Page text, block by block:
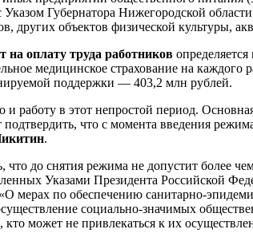
Указом Губернатора Нижегородской
других объектов физической культуры,
на оплату труда работников определяется
медицинское страхование на
поддержки — 403,2 млн рублей.
работу в этот непростой период.
что с момента введения
.
что до снятия режима не допустит более
Указами Президента Российской
мерах по обеспечению санитарно-
социально-значимых
кто может не привлекаться к их